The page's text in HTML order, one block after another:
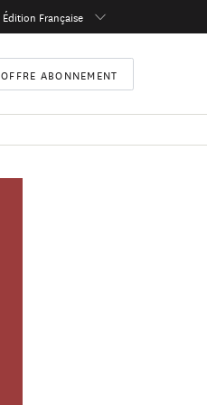
Édition Française
OFFRE ABONNEMENT